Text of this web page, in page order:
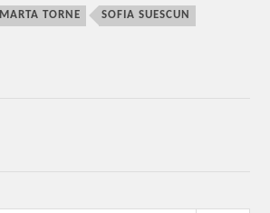
MARTA TORNE SOFIA SUESCUN